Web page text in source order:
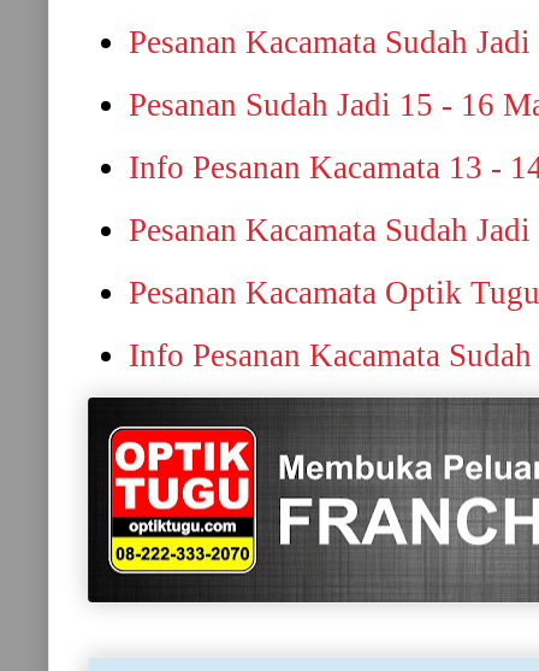
Pesanan Kacamata Sudah
Pesanan Sudah Jadi 15 - 16
Info Pesanan Kacamata 13 -
Pesanan Kacamata Sudah
Pesanan Kacamata Optik
Info Pesanan Kacamata